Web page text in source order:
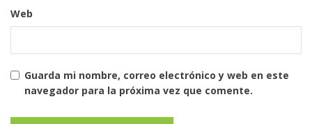
Web
Guarda mi nombre, correo electrónico y web en este
navegador para la próxima vez que comente.